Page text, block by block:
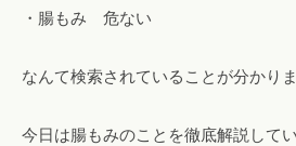
・腸もみ 危ない
なんて検索されていることが分かりま
今日は腸もみのことを徹底解説してい